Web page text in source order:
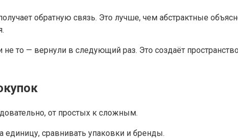
обратную связь. Это лучше, чем абстрактные
то — вернули в следующий раз. Это создаёт
от простых к сложным.
единицу, сравнивать упаковки и бренды.